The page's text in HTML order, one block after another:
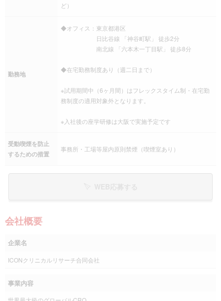
ど）
勤務地
◆オフィス：東京都港区
日比谷線 「神谷町駅」 徒歩2分
南北線 「六本木一丁目駅」 徒歩8分
◆在宅勤務制度あり（週二日まで）
※試用期間中（6ヶ月間）はフレックスタイム制・在宅勤
務制度の適用対象外となります。
※入社後の座学研修は大阪で実施予定です
受動喫煙を防止
するための措置
事務所・工場等屋内原則禁煙（喫煙室あり）
会社概要
企業名
ICONクリニカルリサーチ合同会社
事業内容